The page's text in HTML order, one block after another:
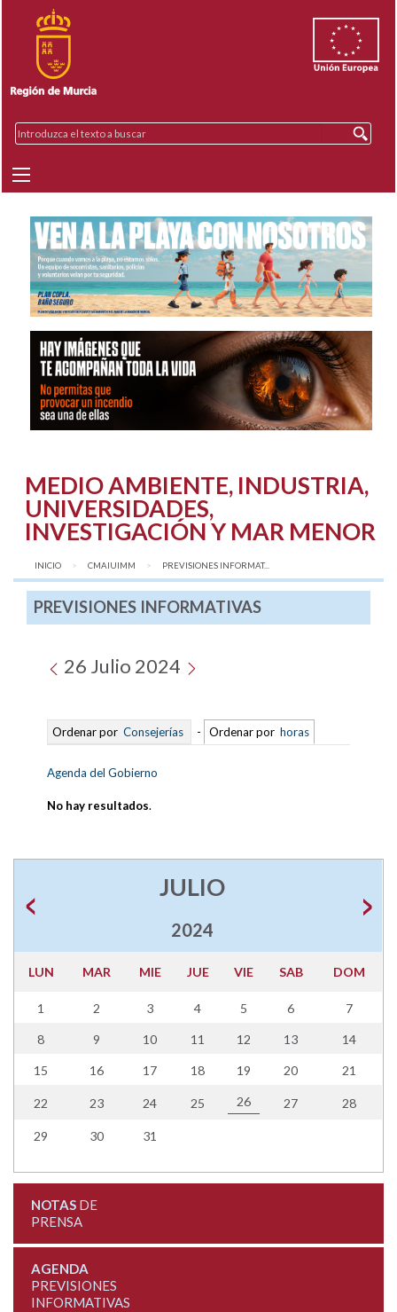
MEDIO AMBIENTE, INDUSTRIA,
UNIVERSIDADES,
INVESTIGACIÓN Y MAR MENOR
INICIO CMAIUIMM AQUÍ:
PREVISIONES INFORMAT...
PREVISIONES INFORMATIVAS
26 Julio 2024
Ordenar por Consejerías - Ordenar por horas
Agenda del Gobierno
No hay resultados.
JULIO
2024
LUN MAR MIE JUE VIE SAB DOM
1 2 3 4 5 6 7
8 9 10 11 12 13 14
15 16 17 18 19 20 21
22 23 24 25 26 27 28
29 30 31
NOTASDE
PRENSA
AGENDA
PREVISIONES
INFORMATIVAS